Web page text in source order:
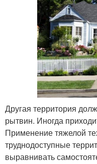
Другая территория
рытвин. Иногда
Применение тяжелой
труднодоступные
выравнивать